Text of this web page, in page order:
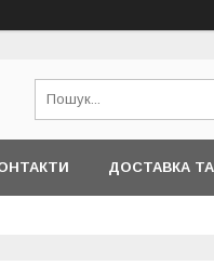
ДОСТАВКА